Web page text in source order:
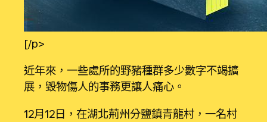
[/p>
近年來，一些處所的野豬種群多少數字不竭擴
展，毀物傷人的事務更讓人痛心。
12月12日，在湖北荊州分鹽鎮青龍村，一名村